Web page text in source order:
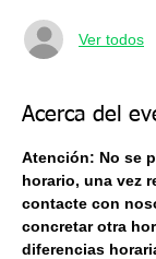
Ver todos
Acerca del
Atención: No se
horario, una vez
contacte con
concretar otra
diferencias